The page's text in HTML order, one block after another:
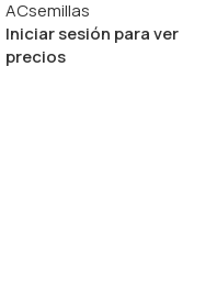
ACsemillas
Iniciar sesión para ver
precios